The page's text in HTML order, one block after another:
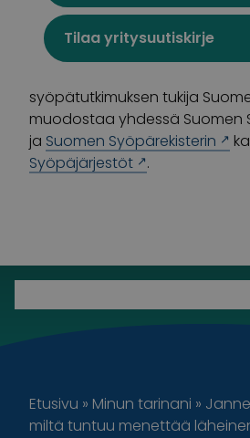
Tilaa yritysuutiskirje
tukee syöpään sairastuneita
läheisiään sekä rahoittaa
kenenkään ei enää tarvitsisi
syöpätutkimuksen tukija
muodostaa yhdessä Suomen
ja Suomen Syöpärekisterin
Syöpäjärjestöt
.
Etusivu » Minun tarinani »
miltä tuntuu menettää